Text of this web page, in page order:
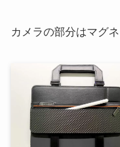
カメラの部分はマグ